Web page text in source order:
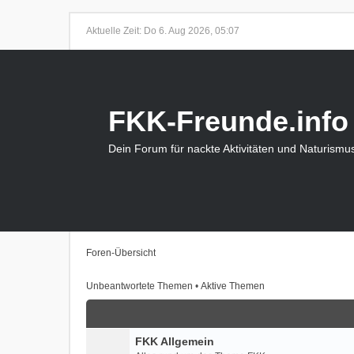
Aktuelle Zeit: Do 6. Aug 2026, 05:07
FKK-Freunde.info
Dein Forum für nackte Aktivitäten und
Foren-Übersicht
Unbeantwortete Themen • Aktive Themen
FKK Allgemein